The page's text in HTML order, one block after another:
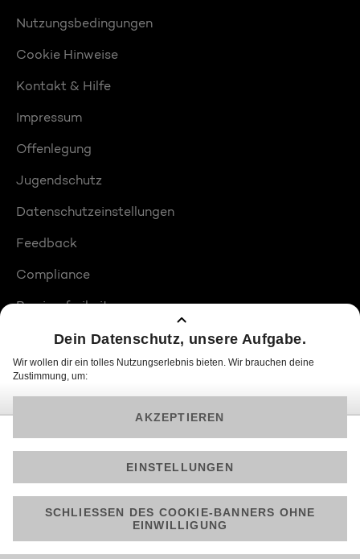
Nutzungsbedingungen
Cookie Hinweise
Kontakt & Hilfe
Impressum
Offenlegung
Jugendschutz
Datenschutzeinstellungen
Feedback
Compliance
Barrierefreiheit
Produktplatzierungen